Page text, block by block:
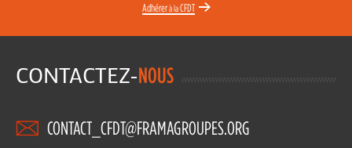
Adhérerà laCFDT
CONTACTEZ-NOUS
CONTACT_CFDT@FRAMAGROUPES.ORG